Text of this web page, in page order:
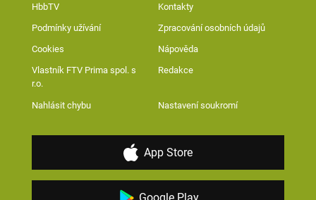
HbbTV Kontakty
Podmínky užívání Zpracování osobních údajů
Cookies Nápověda
Vlastník FTV Prima spol. s
r.o.
Redakce
Nahlásit chybu Nastavení soukromí
App Store